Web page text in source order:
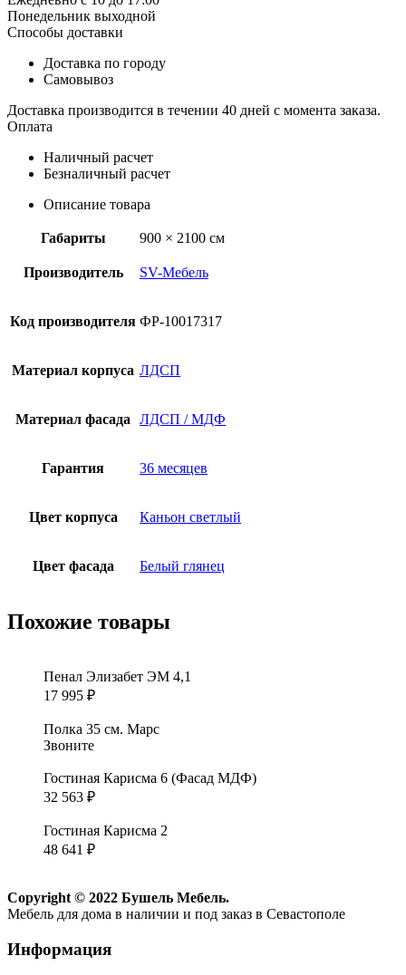
(520)
Понедельник выходной
Способы доставки
Доставка по городу
Самовывоз
Доставка производится в течении 40 дней с момента заказа.
Оплата
Наличный расчет
Безналичный расчет
Описание товара
Габариты 900 × 2100 см
Производитель SV-Мебель
Код производителя ФР-10017317
Материал корпуса ЛДСП
Материал фасада ЛДСП / МДФ
Гарантия 36 месяцев
Цвет корпуса Каньон светлый
Цвет фасада Белый глянец
Похожие товары
Пенал Элизабет ЭМ 4,1
17 995 ₽
Полка 35 см. Марс
Звоните
Гостиная Карисма 6 (Фасад МДФ)
32 563 ₽
Гостиная Карисма 2
48 641 ₽
Copyright © 2022 Бушель Мебель.
Мебель для дома в наличии и под заказ в Севастополе
Информация